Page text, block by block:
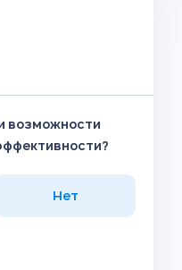
возможности
Нет